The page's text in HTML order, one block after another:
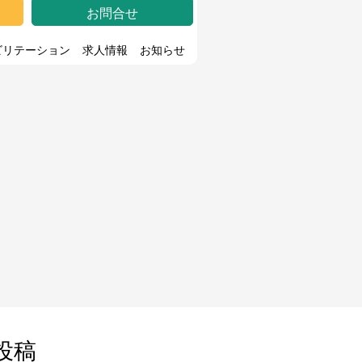
お問合せ
リテーション 求人情報 お知らせ
稿